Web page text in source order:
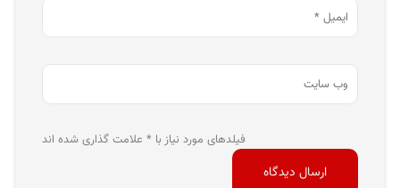
فیلدهای مورد نیاز با * علامت گذاری شده اند